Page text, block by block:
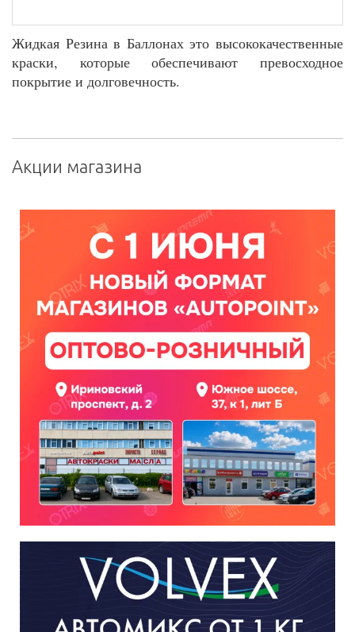
Жидкая Резина в Баллонах это высококачественные
краски, которые обеспечивают превосходное
покрытие и долговечность.
Акции магазина